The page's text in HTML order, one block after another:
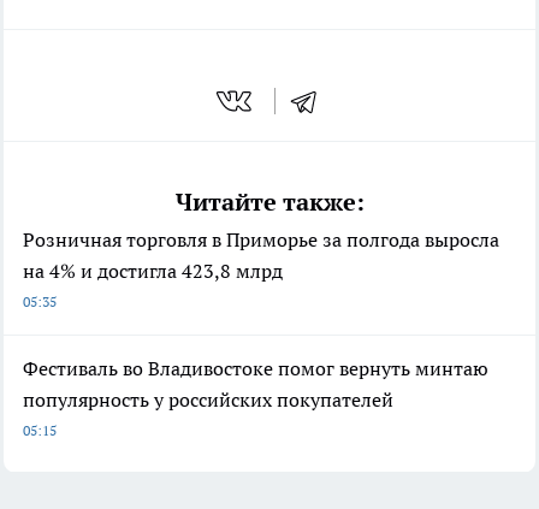
Читайте также:
Розничная торговля в Приморье за полгода выросла
на 4% и достигла 423,8 млрд
05:35
Фестиваль во Владивостоке помог вернуть минтаю
популярность у российских покупателей
05:15